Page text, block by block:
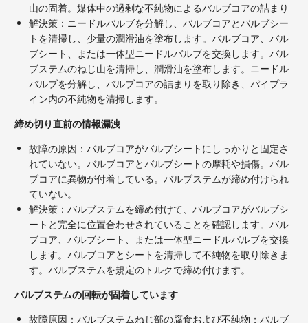
山の固着。媒体中の過剰な不純物によるバルブコアの詰まり
解決策：ニードルバルブを分解し、バルブコアとバルブシー
トを清掃し、少量の潤滑油を塗布します。バルブコア、バル
ブシート、または一体型ニードルバルブを交換します。バル
ブステムのねじ山を清掃し、潤滑油を塗布します。ニードル
バルブを分解し、バルブコアの詰まりを取り除き、パイプラ
イン内の不純物を清掃します。
締め切り直前の情報漏洩
故障の原因：バルブコアがバルブシートにしっかりと固定さ
れていない。バルブコアとバルブシートの摩耗や損傷。バル
ブコアに異物が付着している。バルブステムが締め付けられ
ていない。
解決策：バルブステムを締め付けて、バルブコアがバルブシ
ートと完全に位置合わせされていることを確認します。バル
ブコア、バルブシート、または一体型ニードルバルブを交換
します。バルブコアとシートを清掃して不純物を取り除きま
す。バルブステムを規定のトルクで締め付けます。
バルブステムの回転が固着しています
故障原因：バルブステムねじ部の腐食および不純物；バルブ